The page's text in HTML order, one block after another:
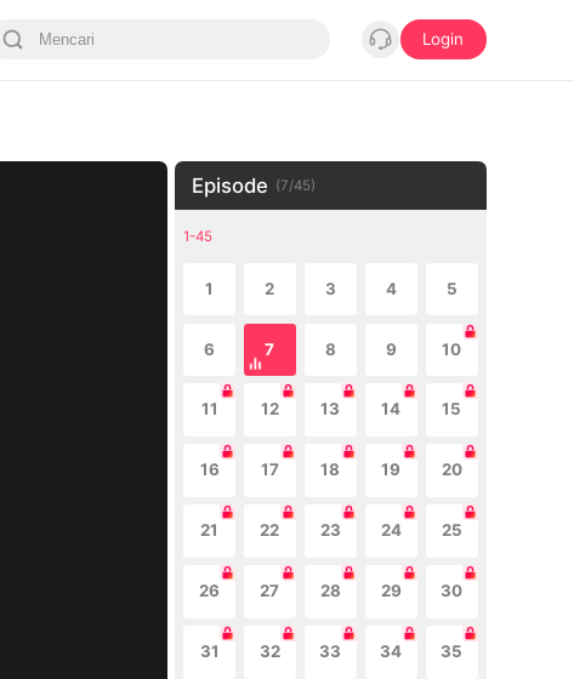
Login
Episode (7/45)
1-45
1 2 3 4 5
6 7 8 9 10
11 12 13 14 15
16 17 18 19 20
21 22 23 24 25
26 27 28 29 30
31 32 33 34 35